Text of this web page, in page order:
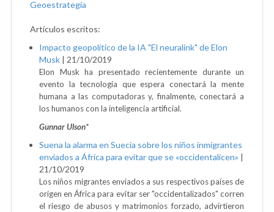
Geoestrategia
Artículos escritos:
Impacto geopolítico de la IA "El neuralink" de Elon
Musk | 21/10/2019
Elon Musk ha presentado recientemente durante un
evento la tecnología que espera conectará la mente
humana a las computadoras y, finalmente, conectará a
los humanos con la inteligencia artificial.
Gunnar Ulson*
Suena la alarma en Suecia sobre los niños inmigrantes
enviados a África para evitar que se «occidentalicen» |
21/10/2019
Los niños migrantes enviados a sus respectivos países de
origen en África para evitar ser "occidentalizados" corren
el riesgo de abusos y matrimonios forzado, advirtieron